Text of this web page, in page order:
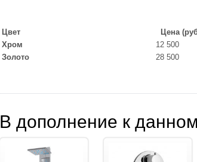
Цвет
Цена
Хром
12 500
Золото
28 500
В дополнение к